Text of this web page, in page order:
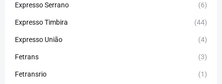
Expresso Serrano (6)
Expresso Timbira (44)
Expresso União (4)
Fetrans (3)
Fetransrio (1)